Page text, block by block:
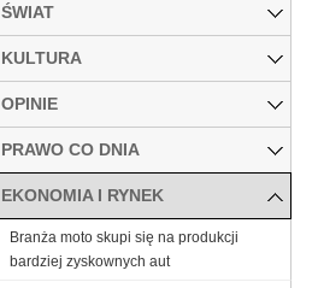
ŚWIAT
KULTURA
OPINIE
PRAWO CO DNIA
EKONOMIA I RYNEK
Branża moto skupi się na produkcji
bardziej zyskownych aut